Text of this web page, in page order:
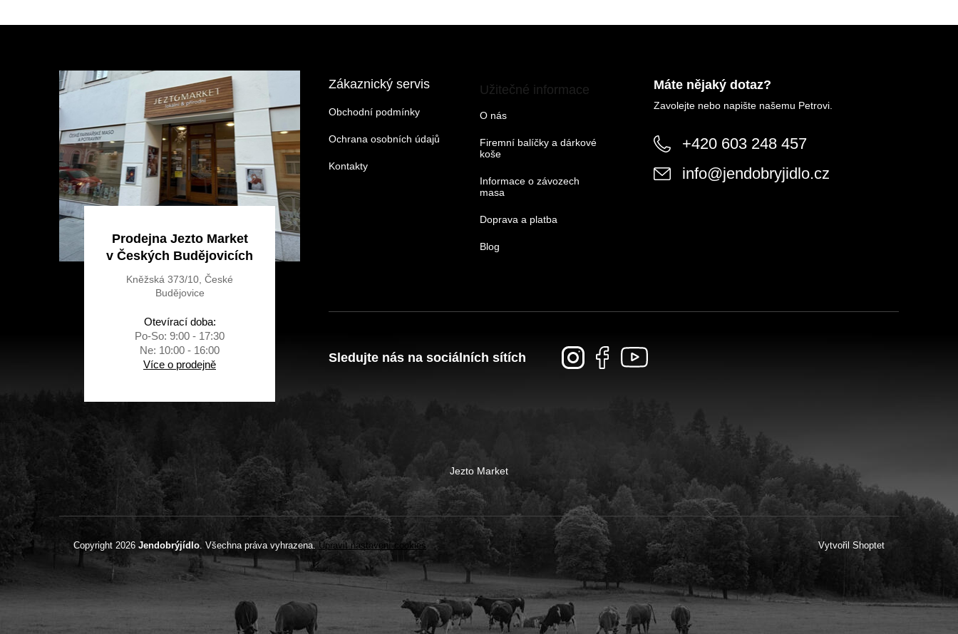
Prodejna Jezto Market
v Českých Budějovicích
Kněžská 373/10, České
Budějovice
Otevírací doba:
Po-So: 9:00 - 17:30
Ne: 10:00 - 16:00
Více o prodejně
Zákaznický servis
Obchodní podmínky
Ochrana osobních údajů
Kontakty
Užitečné informace
O nás
Firemní balíčky a dárkové
koše
Informace o závozech
masa
Doprava a platba
Blog
Máte nějaký dotaz?
Zavolejte nebo napište našemu Petrovi.
+420 603 248 457
info@jendobryjidlo.cz
Sledujte nás na sociálních sítích
Jezto Market
Vytvořil Shoptet
Copyright 2026 Jendobrýjídlo. Všechna práva vyhrazena. Upravit nastavení cookies